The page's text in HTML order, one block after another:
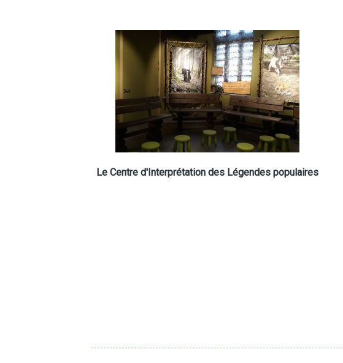
Le Centre d'Interprétation des Légendes populaires